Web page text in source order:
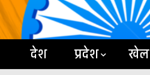
देश प्रदेश खेल